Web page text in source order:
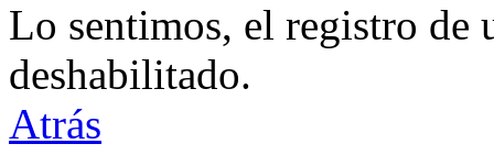
Lo sentimos, el registro de
deshabilitado.
Atrás